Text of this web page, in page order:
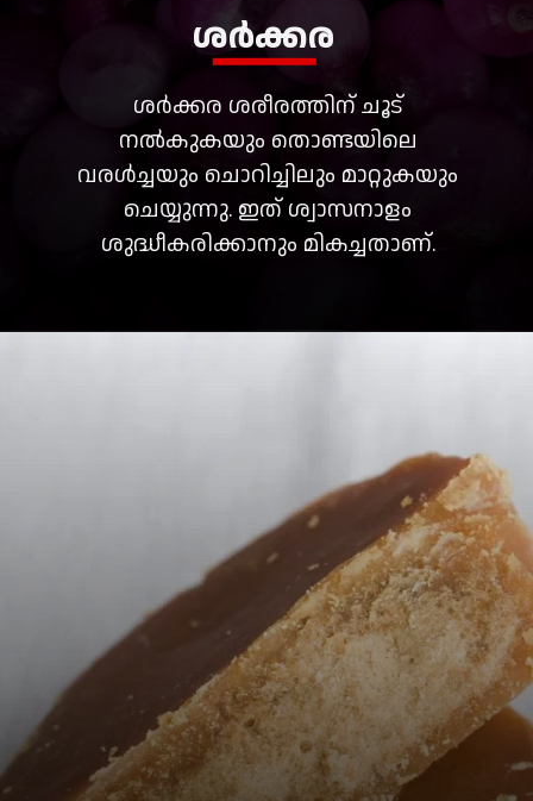
ശർക്കര ശരീരത്തിന് ചൂട്
നൽകുകയും തൊണ്ടയിലെ
വരൾച്ചയും ചൊറിച്ചിലും മാറ്റുകയും
ചെയ്യുന്നു. ഇത് ശ്വാസനാളം
ശുദ്ധീകരിക്കാനും മികച്ചതാണ്.
ശർക്കര